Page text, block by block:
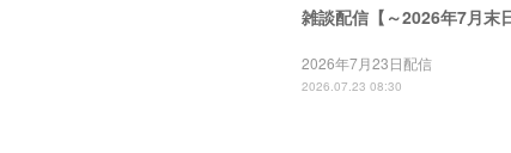
雑談配信【～2026年7月末
2026年7月23日配信
2026.07.23 08:30